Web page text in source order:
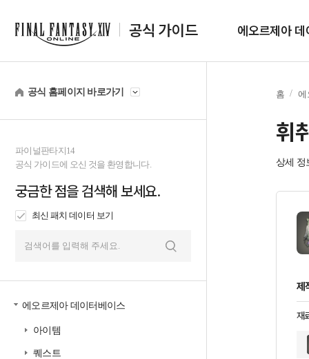
공식 가이드 에오르제아
공식 홈페이지 바로가기
파이널판타지14
공식 가이드에 오신 것을 환영합니다.
궁금한 점을 검색해 보세요.
최신 패치 데이터 보기
에오르제아 데이터베이스
아이템
퀘스트
홈 에
휘
상세 정
제
재